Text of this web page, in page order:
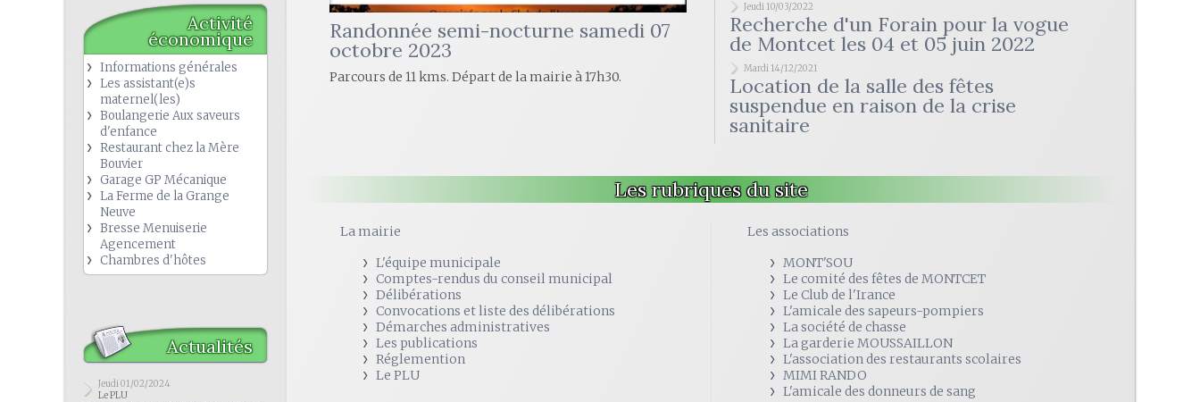
Activité
économique
Informations générales
Les assistant(e)s
maternel(les)
Boulangerie Aux saveurs
d'enfance
Restaurant chez la Mère
Bouvier
Garage GP Mécanique
La Ferme de la Grange
Neuve
Bresse Menuiserie
Agencement
Chambres d'hôtes
Actualités
Jeudi 01/02/2024
Le PLU
Randonnée semi-nocturne samedi 07
octobre 2023
Parcours de 11 kms. Départ de la mairie à 17h30.
Jeudi 10/03/2022
Recherche d'un Forain pour la vogue
de Montcet les 04 et 05 juin 2022
Mardi 14/12/2021
Location de la salle des fêtes
suspendue en raison de la crise
sanitaire
Les rubriques du site
La mairie
L'équipe municipale
Comptes-rendus du conseil municipal
Délibérations
Convocations et liste des délibérations
Démarches administratives
Les publications
Réglemention
Le PLU
Les associations
MONT'SOU
Le comité des fêtes de MONTCET
Le Club de l'Irance
L'amicale des sapeurs-pompiers
La société de chasse
La garderie MOUSSAILLON
L'association des restaurants scolaires
MIMI RANDO
L'amicale des donneurs de sang